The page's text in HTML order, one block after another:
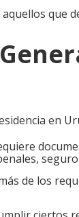
que
en
de los